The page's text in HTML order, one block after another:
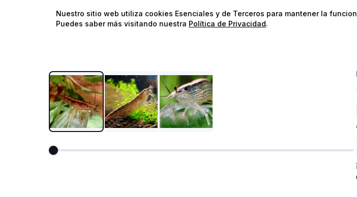
⭐️¡Envíos gratis para
Camarón
Nuestro sitio web utiliza cookies Esenciales y de Terceros para mantener la
Puedes saber más visitando nuestra Política de Privacidad.